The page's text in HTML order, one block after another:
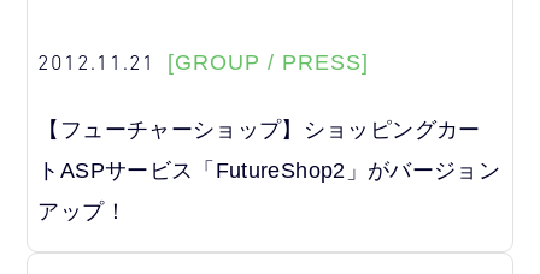
2012.11.21 [GROUP / PRESS]
【フューチャーショップ】ショッピングカー
トASPサービス「FutureShop2」がバージョン
アップ！